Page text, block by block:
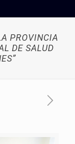
PROVINCIA
DE SALUD